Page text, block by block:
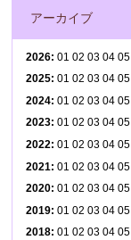
アーカイブ
2026:01 02 03 04 05
2025:01 02 03 04 05
2024:01 02 03 04 05
2023:01 02 03 04 05
2022:01 02 03 04 05
2021:01 02 03 04 05
2020:01 02 03 04 05
2019:01 02 03 04 05
2018:01 02 03 04 05